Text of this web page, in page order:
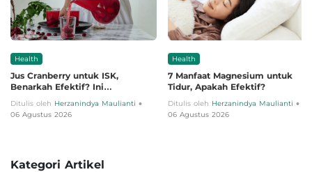
Health
Jus Cranberry untuk ISK,
Benarkah Efektif? Ini
Ditulis oleh Herzanindya Maulianti •
06 Agustus 2026
Health
7 Manfaat Magnesium untuk
Tidur, Apakah Efektif?
Ditulis oleh Herzanindya Maulianti •
06 Agustus 2026
Kategori Artikel